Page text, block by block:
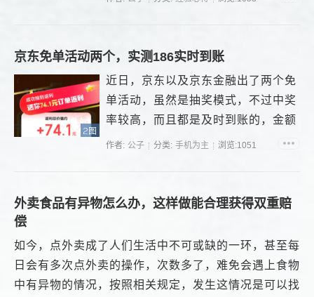
京东免单活动两个，实测186实时到账
2图
近日，京东以及京东金融出了两个免
单活动，虽然是抽奖模式，不过中奖
率较高，而且都是及时到账的，金额
相对也较大，...
作者: 公子 分类: 手机为主 浏览:1051
外卖食品有异物怎么办，这样做能合理获得双重赔
偿
如今，点外卖成了人们生活中不可或缺的一环，甚至每
日会有多次点外卖的操作，次数多了，难免会遇上食物
中有异物的情况，按照相关规定，发生这情况是可以找